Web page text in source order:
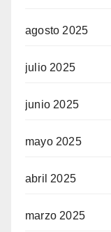
agosto 2025
julio 2025
junio 2025
mayo 2025
abril 2025
marzo 2025